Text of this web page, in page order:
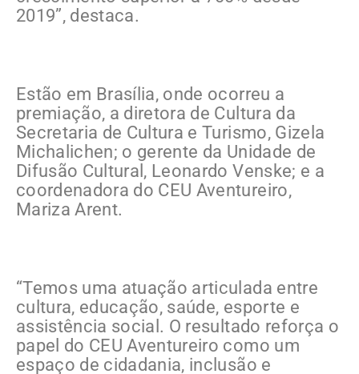
2019”, destaca.
Estão em Brasília, onde ocorreu a
premiação, a diretora de Cultura da
Secretaria de Cultura e Turismo, Gizela
Michalichen; o gerente da Unidade de
Difusão Cultural, Leonardo Venske; e a
coordenadora do CEU Aventureiro,
Mariza Arent.
“Temos uma atuação articulada entre
cultura, educação, saúde, esporte e
assistência social. O resultado reforça o
papel do CEU Aventureiro como um
espaço de cidadania, inclusão e